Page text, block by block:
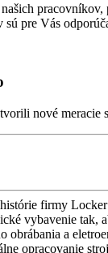
pracovníkov,
sú pre Vás
nové meracie
firmy Locker
vybavenie tak,
obrábania a
opracovanie